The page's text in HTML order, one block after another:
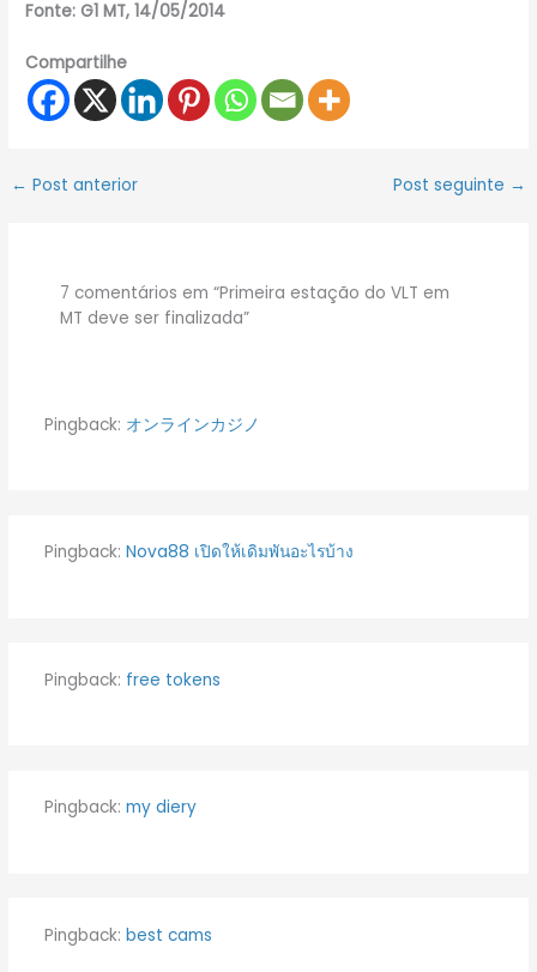
Fonte: G1 MT, 14/05/2014
Compartilhe
← Post anterior Post seguinte →
7 comentários em “Primeira estação do VLT em
MT deve ser finalizada”
Pingback: オンラインカジノ
Pingback: Nova88 เปิดให้เดิมพันอะไรบ้าง
Pingback: free tokens
Pingback: my diery
Pingback: best cams